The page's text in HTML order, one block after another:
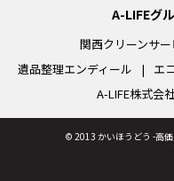
A-LIFEグ
関西クリーンサー
遺品整理エンディール
エ
A-LIFE株式会
© 2013 かいほうどう -高